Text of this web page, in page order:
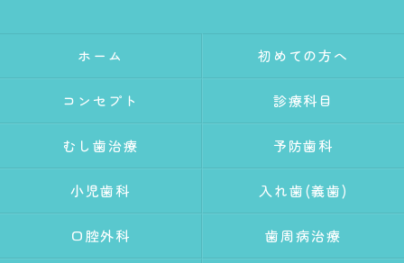
ホーム 初めての方へ
コンセプト 診療科目
むし歯治療 予防歯科
小児歯科 入れ歯(義歯)
口腔外科 歯周病治療